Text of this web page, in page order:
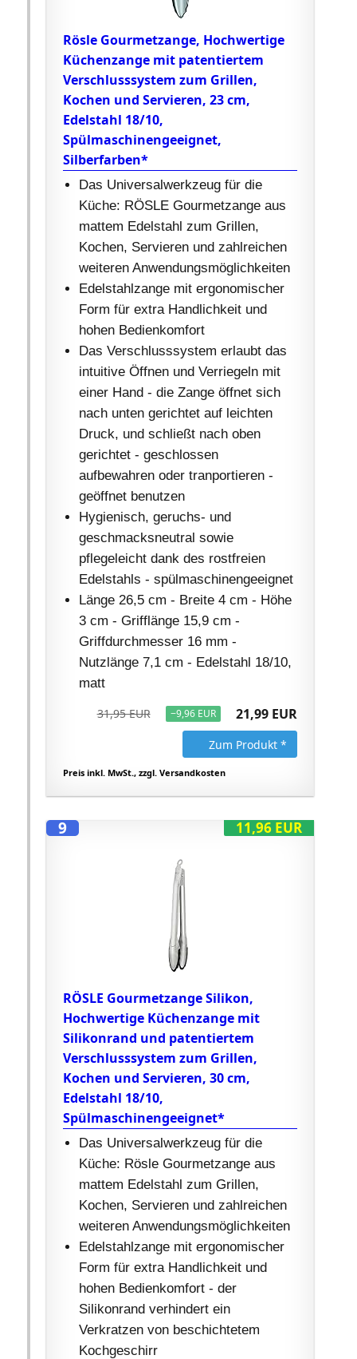
Rösle Gourmetzange, Hochwertige
Küchenzange mit patentiertem
Verschlusssystem zum Grillen,
Kochen und Servieren, 23 cm,
Edelstahl 18/10,
Spülmaschinengeeignet,
Silberfarben*
Das Universalwerkzeug für die
Küche: RÖSLE Gourmetzange aus
mattem Edelstahl zum Grillen,
Kochen, Servieren und zahlreichen
weiteren Anwendungsmöglichkeiten
Edelstahlzange mit ergonomischer
Form für extra Handlichkeit und
hohen Bedienkomfort
Das Verschlusssystem erlaubt das
intuitive Öffnen und Verriegeln mit
einer Hand - die Zange öffnet sich
nach unten gerichtet auf leichten
Druck, und schließt nach oben
gerichtet - geschlossen
aufbewahren oder tranportieren -
geöffnet benutzen
Hygienisch, geruchs- und
geschmacksneutral sowie
pflegeleicht dank des rostfreien
Edelstahls - spülmaschinengeeignet
Länge 26,5 cm - Breite 4 cm - Höhe
3 cm - Grifflänge 15,9 cm -
Griffdurchmesser 16 mm -
Nutzlänge 7,1 cm - Edelstahl 18/10,
matt
31,95 EUR −9,96 EUR 21,99 EUR
Zum Produkt *
Preis inkl. MwSt., zzgl. Versandkosten
11,96 EUR
9
RÖSLE Gourmetzange Silikon,
Hochwertige Küchenzange mit
Silikonrand und patentiertem
Verschlusssystem zum Grillen,
Kochen und Servieren, 30 cm,
Edelstahl 18/10,
Spülmaschinengeeignet*
Das Universalwerkzeug für die
Küche: Rösle Gourmetzange aus
mattem Edelstahl zum Grillen,
Kochen, Servieren und zahlreichen
weiteren Anwendungsmöglichkeiten
Edelstahlzange mit ergonomischer
Form für extra Handlichkeit und
hohen Bedienkomfort - der
Silikonrand verhindert ein
Verkratzen von beschichtetem
Kochgeschirr